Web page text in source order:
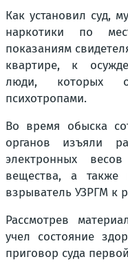
Как установил суд,
наркотики по
показаниям
квартире, к
люди, которых
психотропами.
Во время обыска
органов изъяли
электронных
вещества, а также
взрыватель УЗРГМ к
Рассмотрев
учел состояние
приговор суда